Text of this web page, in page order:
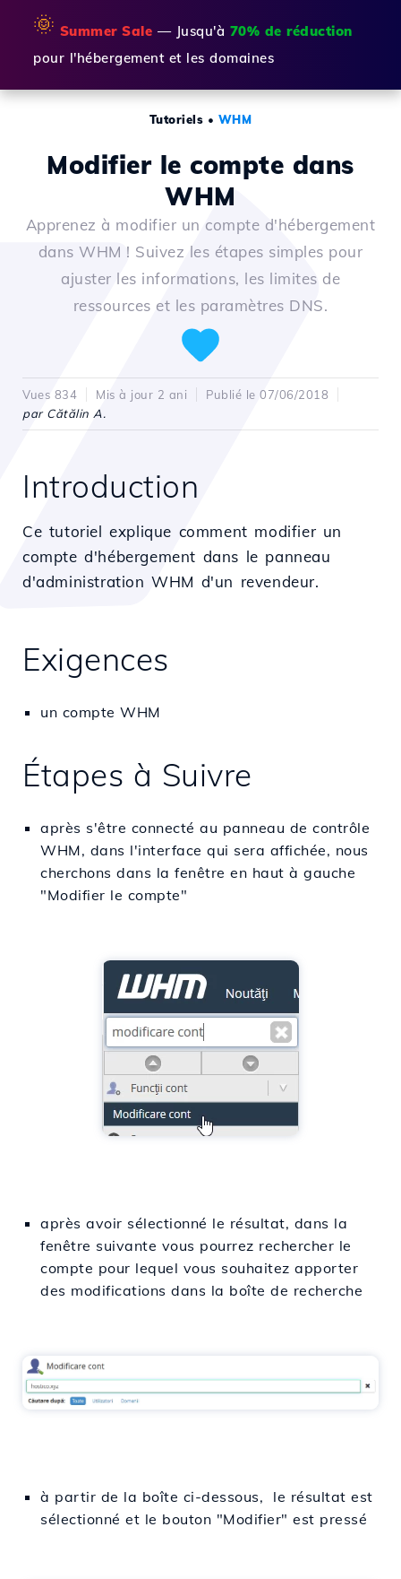
🌞 Summer Sale — Jusqu'à 70% de réduction
pour l'hébergement et les domaines
Tutoriels • WHM
Modifier le compte dans
WHM
Apprenez à modifier un compte d'hébergement
dans WHM ! Suivez les étapes simples pour
ajuster les informations, les limites de
ressources et les paramètres DNS.
Vues 834 Mis à jour 2 ani
Publié le 07/06/2018
par Cătălin A.
Introduction
Ce tutoriel explique comment modifier un
compte d'hébergement dans le panneau
d'administration WHM d'un revendeur.
Exigences
un compte WHM
Étapes à Suivre
après s'être connecté au panneau de contrôle
WHM, dans l'interface qui sera affichée, nous
cherchons dans la fenêtre en haut à gauche
"Modifier le compte"
après avoir sélectionné le résultat, dans la
fenêtre suivante vous pourrez rechercher le
compte pour lequel vous souhaitez apporter
des modifications dans la boîte de recherche
à partir de la boîte ci-dessous, le résultat est
sélectionné et le bouton "Modifier" est pressé